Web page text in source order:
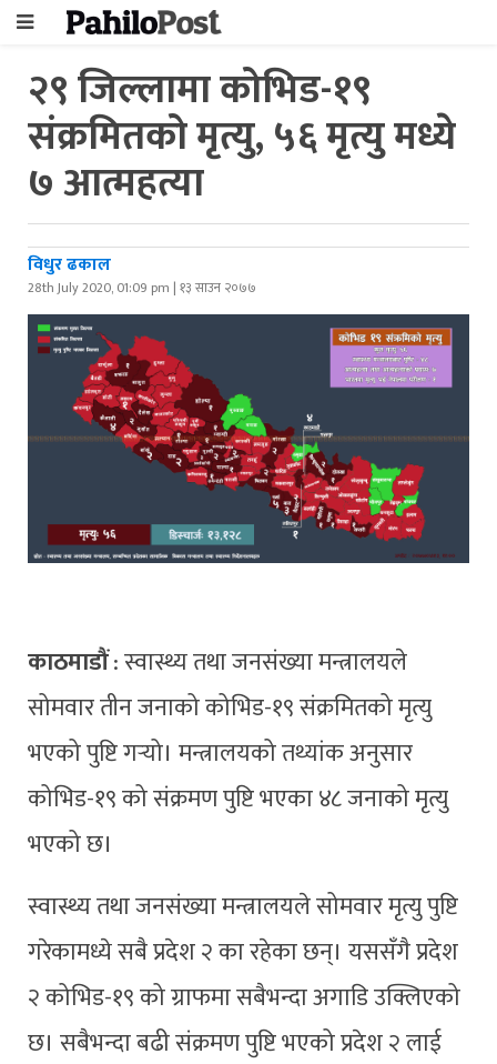
२९ जिल्लामा कोभिड-१९
संक्रमितको मृत्यु, ५६ मृत्यु मध्ये
७ आत्महत्या
विधुर ढकाल
28th July 2020, 01:09 pm | १३ साउन २०७७
काठमाडौं: स्वास्थ्य तथा जनसंख्या मन्त्रालयले
सोमवार तीन जनाको कोभिड-१९ संक्रमितको मृत्यु
भएको पुष्टि गर्‍यो। मन्त्रालयको तथ्यांक अनुसार
कोभिड-१९ को संक्रमण पुष्टि भएका ४८ जनाको मृत्यु
भएको छ।
स्वास्थ्य तथा जनसंख्या मन्त्रालयले सोमवार मृत्यु पुष्टि
गरेकामध्ये सबै प्रदेश २ का रहेका छन्। यससँगै प्रदेश
२ कोभिड-१९ को ग्राफमा सबैभन्दा अगाडि उक्लिएको
छ। सबैभन्दा बढी संक्रमण पुष्टि भएको प्रदेश २ लाई